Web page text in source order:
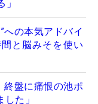
の本気アドバイ
と脳みそを使い
終盤に痛恨の池ポ
た」